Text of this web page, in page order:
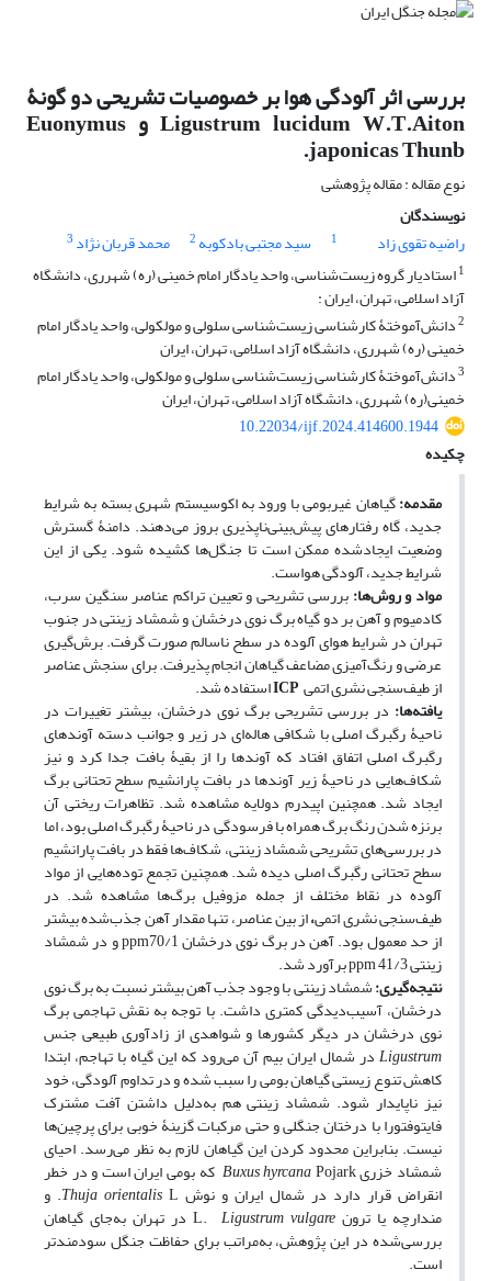
بررسی اثر آلودگی هوا بر خصوصیات تشریحی دو گونۀ
Ligustrum lucidum W.T.Aiton و Euonymus
japonicas Thunb.
نوع مقاله : مقاله پژوهشی
نویسندگان
راضیه تقوی زاد
1 سید مجتبی بادکوبه 2 محمد قربان نژاد 3
1استادیار گروه زیست‌شناسی، واحد یادگار امام خمینی (ره) شهرری، دانشگاه
آزاد اسلامی، تهران، ایران :
2دانش‌آموختۀ کارشناسی زیست‌شناسی سلولی و مولکولی، واحد یادگار امام
خمینی (ره) شهرری، دانشگاه آزاد اسلامی، تهران، ایران
3دانش‌آموختۀ کارشناسی زیست‌شناسی سلولی و مولکولی، واحد یادگار امام
خمینی(ره) شهرری، دانشگاه آزاد اسلامی، تهران، ایران
10.22034/ijf.2024.414600.1944
چکیده
مقدمه:گیاهان غیربومی با ورود به اکوسیستم شهری بسته به شرایط
جدید، گاه رفتارهای پیش‌بینی‌ناپذیری بروز می‌دهند. دامنۀ گسترش
وضعیت ایجاد‌شده ممکن است تا جنگل‌ها کشیده شود. یکی از این
شرایط جدید، آلودگی هواست.
مواد و روش‌ها:بررسی تشریحی و تعیین تراکم عناصر سنگین سرب،
کادمیوم و آهن بر دو گیاه برگ نوی درخشانو شمشاد زینتی در جنوب
تهران در شرایط هوای آلوده در سطح ناسالم صورت گرفت. برش‌گیری
عرضی و رنگ‌آمیزی مضاعف گیاهان انجام پذیرفت. برای سنجش عناصر
از طیف‌سنجی نشری اتمیICPاستفاده شد.
یافته‌ها: در بررسی تشریحی برگ نوی درخشان، بیشتر تغییرات در
ناحیۀ رگبرگ اصلی با شکافی هاله‌ای در زیر و جوانب دسته آوندهای
رگبرگ اصلی اتفاق افتاد که آوندها را از بقیۀ بافت جدا کرد و نیز
شکاف‌هایی در ناحیۀ زیر آوندها در بافت پارانشیم سطح تحتانی برگ
ایجاد شد. همچنین اپیدرم دولایه مشاهده شد. تظاهرات ریختی آن
برنزه شدن رنگ برگ همراه با فرسودگی در ناحیۀ رگبرگ اصلی بود، اما
در بررسی‌های تشریحی شمشاد زینتی، شکاف‌ها فقط در بافت پارانشیم
سطح تحتانی رگبرگ اصلی دیده شد. همچنین تجمع توده‌هایی از مواد
آلوده در نقاط مختلف از جمله مزوفیل برگ‌ها مشاهده شد. در
طیف‌سنجی نشری اتمی،از بین عناصر، تنها مقدار آهن جذب‌شده بیشتر
از حد معمول بود. آهن در برگ نوی درخشان ppm70/1 و در شمشاد
زینتی ppm 41/3 برآورد شد.
نتیجه‌گیری:شمشاد زینتی با وجود جذب آهن بیشتر نسبت به برگ نوی
درخشان، آسیب‌دیدگی کمتری داشت. با توجه به نقش تهاجمی برگ
نوی درخشان در دیگر کشورها و شواهدی از زادآوری طبیعی جنس
Ligustrumدر شمال ایران بیم آن می‌رود که این گیاه با تهاجم، ابتدا
کاهش تنوع زیستی گیاهان بومی را سبب شده و در تداوم آلودگی، خود
نیز ناپایدار شود. شمشاد زینتی هم به‌دلیل داشتن آفت مشترک
فایتوفتورا با درختان جنگلی و حتی مرکبات گزینۀ خوبی برای پرچین‌ها
نیست. بنابراین محدود کردن این گیاهان لازم به نظر می‌رسد. احیای
شمشاد خزری Buxushyrcana Pojark که بومی ایران است و در خطر
انقراض قرار دارد در شمال ایران و نوش Thuja orientalis L. و
مندارچه یا ترون L. Ligustrum vulgare در تهران به‌جای گیاهان
بررسی‌شده در این پژوهش، به‌مراتب برای حفاظت جنگل سودمندتر
است.